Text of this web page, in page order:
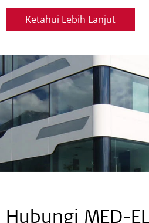
Ketahui Lebih Lanjut
Hubungi MED-